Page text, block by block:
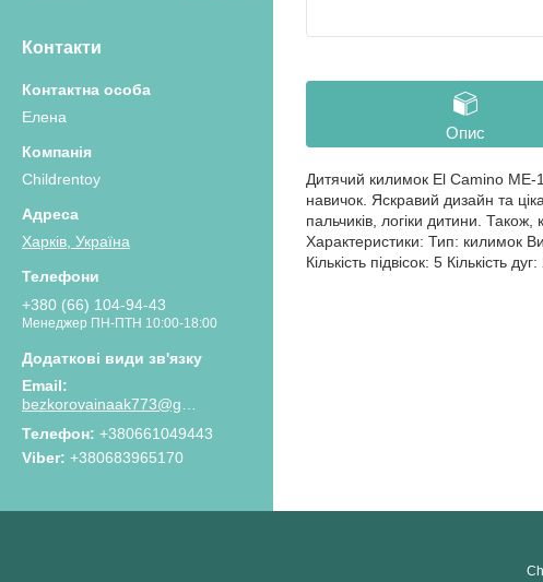
Контакти
Елена
Childrentoy
Харків, Україна
+380 (66) 104-94-43
Менеджер ПН-ПТН 10:00-18:00
bezkorovainaak773@gmail.com
Телефон +380661049443
Viber +380683965170
Опис
Дитячий килимок El Camino ME-
навичок. Яскравий дизайн та
пальчиків, логіки дитини.
Характеристики: Тип: килимок
Кількість підвісок: 5 Кількість